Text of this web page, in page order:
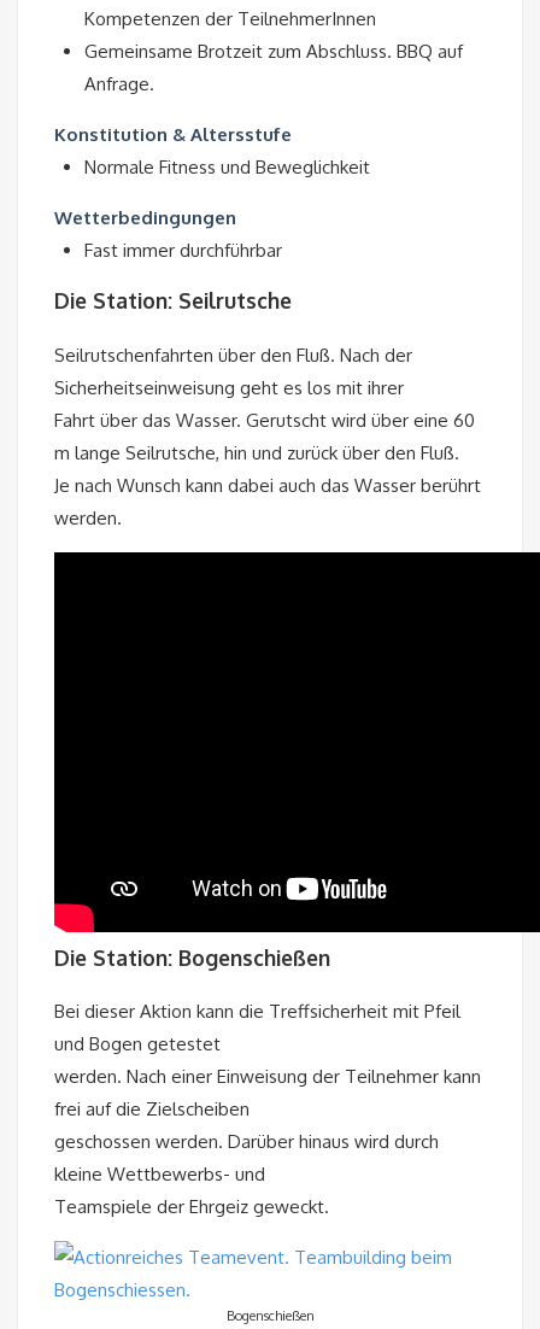
Kompetenzen der TeilnehmerInnen
Gemeinsame Brotzeit zum Abschluss. BBQ auf
Anfrage.
Konstitution & Altersstufe
Normale Fitness und Beweglichkeit
Wetterbedingungen
Fast immer durchführbar
Die Station: Seilrutsche
Seilrutschenfahrten über den Fluß. Nach der
Sicherheitseinweisung geht es los mit ihrer
Fahrt über das Wasser. Gerutscht wird über eine 60
m lange Seilrutsche, hin und zurück über den Fluß.
Je nach Wunsch kann dabei auch das Wasser berührt
werden.
Die Station: Bogenschießen
Bei dieser Aktion kann die Treffsicherheit mit Pfeil
und Bogen getestet
werden. Nach einer Einweisung der Teilnehmer kann
frei auf die Zielscheiben
geschossen werden. Darüber hinaus wird durch
kleine Wettbewerbs- und
Teamspiele der Ehrgeiz geweckt.
Bogenschießen